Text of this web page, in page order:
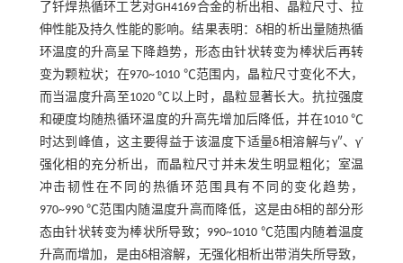
了钎焊热循环工艺对GH4169合金的析出相、晶粒尺寸、拉
伸性能及持久性能的影响。结果表明：δ相的析出量随热循
环温度的升高呈下降趋势，形态由针状转变为棒状后再转
变为颗粒状；在970~1010 ℃范围内，晶粒尺寸变化不大，
而当温度升高至1020 ℃以上时，晶粒显著长大。抗拉强度
和硬度均随热循环温度的升高先增加后降低，并在1010 ℃
时达到峰值，这主要得益于该温度下适量δ相溶解与γ″、γ′
强化相的充分析出，而晶粒尺寸并未发生明显粗化；室温
冲击韧性在不同的热循环范围具有不同的变化趋势，
970~990 ℃范围内随温度升高而降低，这是由δ相的部分形
态由针状转变为棒状所导致；990~1010 ℃范围内随着温度
升高而增加，是由δ相溶解，无强化相析出带消失所导致，